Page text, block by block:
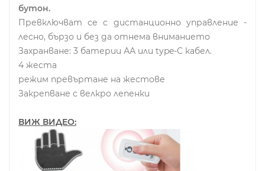
бутон.
Превключват се с дистанционно управление -
лесно, бързо и без да отнема вниманието
Захранване: 3 батерии АА или type-C кабел.
4 жеста
режим превъртане на жестове
Закрепване с велкро лепенки
ВИЖ ВИДЕО: